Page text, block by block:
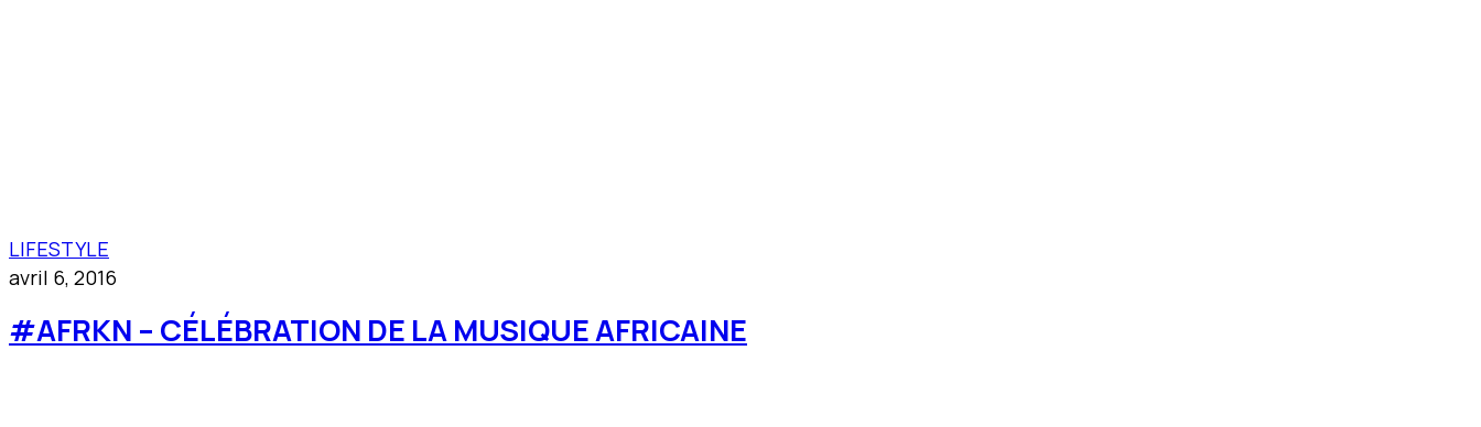
LIFESTYLE
avril 6, 2016
#AFRKN – CÉLÉBRATION DE LA MUSIQUE AFRICAINE